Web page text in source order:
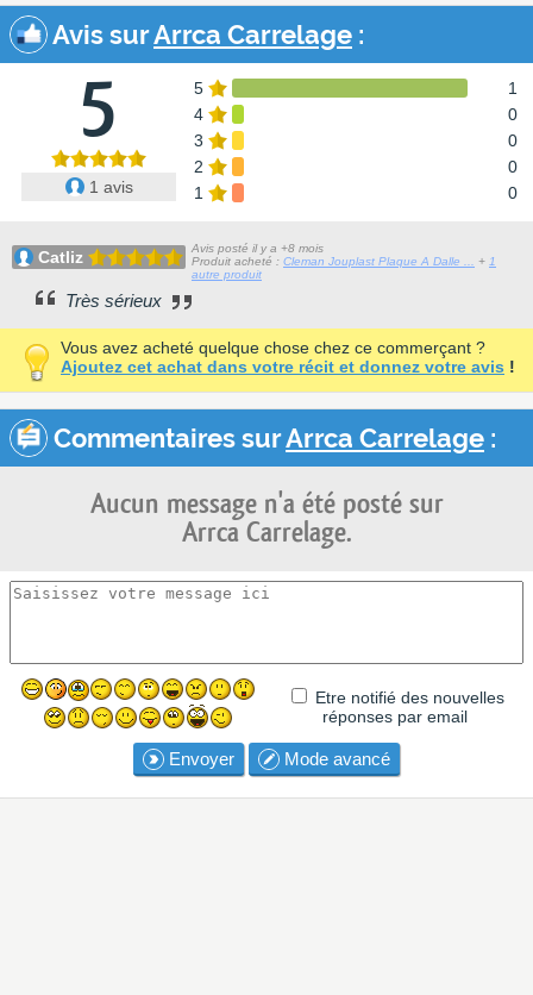
Avis surArrca Carrelage :
5
1 avis
5
1
4
0
3
0
2
0
1
0
Catliz
Avis posté il y a +8 mois
Produit acheté : Cleman Jouplast Plaque A Dalle ... + 1
autre produit
Très sérieux
Vous avez acheté quelque chose chez ce commerçant ?
Ajoutez cet achat dans votre récit et donnez votre avis !
Commentaires surArrca Carrelage :
Aucun message n'a été posté sur
Arrca Carrelage.
Etre notifié des nouvelles
réponses par email
Envoyer Mode avancé